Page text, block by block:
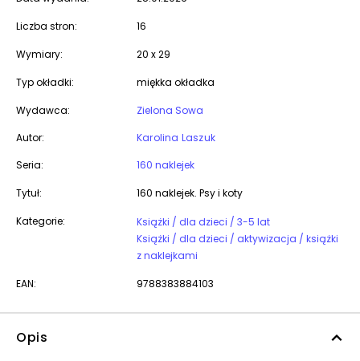
Liczba stron: 16
Wymiary: 20 x 29
Typ okładki: miękka okładka
Wydawca:
Zielona Sowa
Autor:
Karolina Laszuk
Seria:
160 naklejek
Tytuł: 160 naklejek. Psy i koty
Kategorie:
Książki / dla dzieci / 3-5 lat
Książki / dla dzieci / aktywizacja / książki
z naklejkami
EAN: 9788383884103
Opis